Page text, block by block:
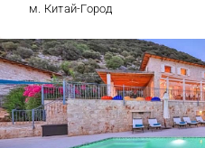
м. Китай-Город